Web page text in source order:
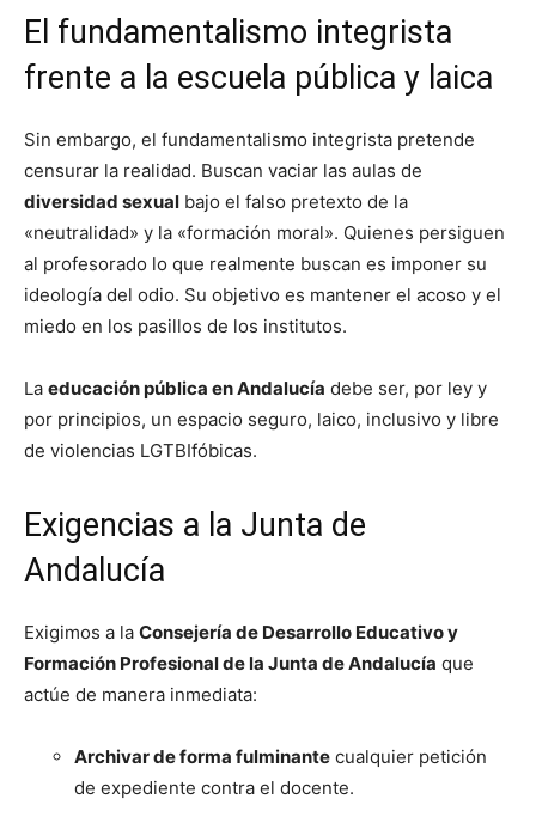
El fundamentalismo integrista
frente a la escuela pública y laica
Sin embargo, el fundamentalismo integrista pretende
censurar la realidad. Buscan vaciar las aulas de
diversidad sexual bajo el falso pretexto de la
«neutralidad» y la «formación moral». Quienes persiguen
al profesorado lo que realmente buscan es imponer su
ideología del odio. Su objetivo es mantener el acoso y el
miedo en los pasillos de los institutos.
La educación pública en Andalucía debe ser, por ley y
por principios, un espacio seguro, laico, inclusivo y libre
de violencias LGTBIfóbicas.
Exigencias a la Junta de
Andalucía
Exigimos a la Consejería de Desarrollo Educativo y
Formación Profesional de la Junta de Andalucía que
actúe de manera inmediata:
Archivar de forma fulminante cualquier petición
de expediente contra el docente.